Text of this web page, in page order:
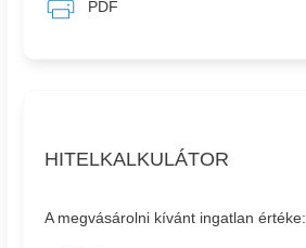
HITELKALKULÁTOR
A megvásárolni kívánt ingatlan értéke:
PDF